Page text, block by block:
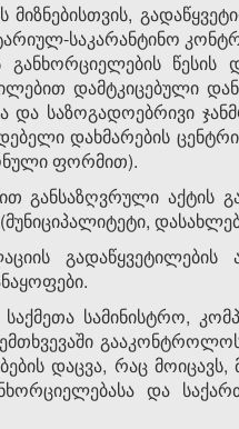
მიზნებისთვის,
საკარანტინო
განხორციელების
დამტკიცებული
და საზოგადოებრივი
დახმარების
ფორმით).
განსაზღვრული
საქმეთა სამინისტრო,
დაცვა, რაც
და